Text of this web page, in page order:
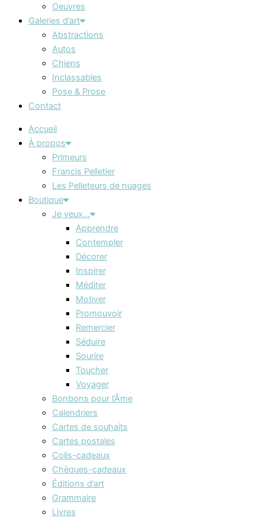
Oeuvres
Galeries d’art
Abstractions
Autos
Chiens
Inclassables
Pose & Prose
Contact
Accueil
À propos
Primeurs
Francis Pelletier
Les Pelleteurs de nuages
Boutique
Je veux…
Apprendre
Contempler
Décorer
Inspirer
Méditer
Motiver
Promouvoir
Remercier
Séduire
Sourire
Toucher
Voyager
Bonbons pour l’Âme
Calendriers
Cartes de souhaits
Cartes postales
Colis-cadeaux
Chèques-cadeaux
Éditions d’art
Grammaire
Livres